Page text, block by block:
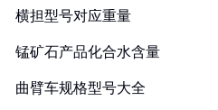
横担型号对应重量
锰矿石产品化合水含量
曲臂车规格型号大全